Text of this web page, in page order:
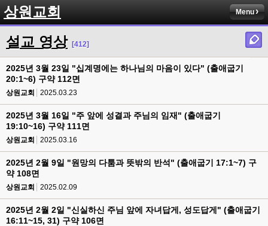
상원교회 Menu
설교 영상 [412]
2025년 3월 23일 "십계명에는 하나님의 마음이 있다" (출애굽기
20:1~6) 구약 112면
상원교회 2025.03.23
2025년 3월 16일 "주 앞에 성결과 주님의 임재" (출애굽기
19:10~16) 구약 111면
상원교회 2025.03.16
2025년 2월 9일 "원망의 다툼과 뜻밖의 반석" (출애굽기 17:1~7) 구
약 108면
상원교회 2025.02.09
2025년 2월 2일 "신실하신 주님 앞에 자녀답게, 성도답게" (출애굽기
16:11~15, 31) 구약 106면